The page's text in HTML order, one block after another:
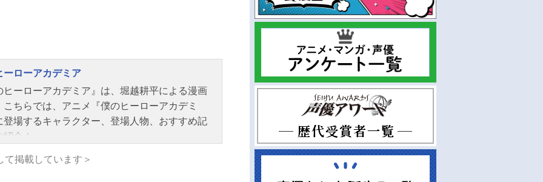
ーローアカデミア
ヒーローアカデミア』は、堀越耕平による漫画
こちらでは、アニメ『僕のヒーローアカデミ
登場するキャラクター、登場人物、おすすめ記
介！
掲載しています＞